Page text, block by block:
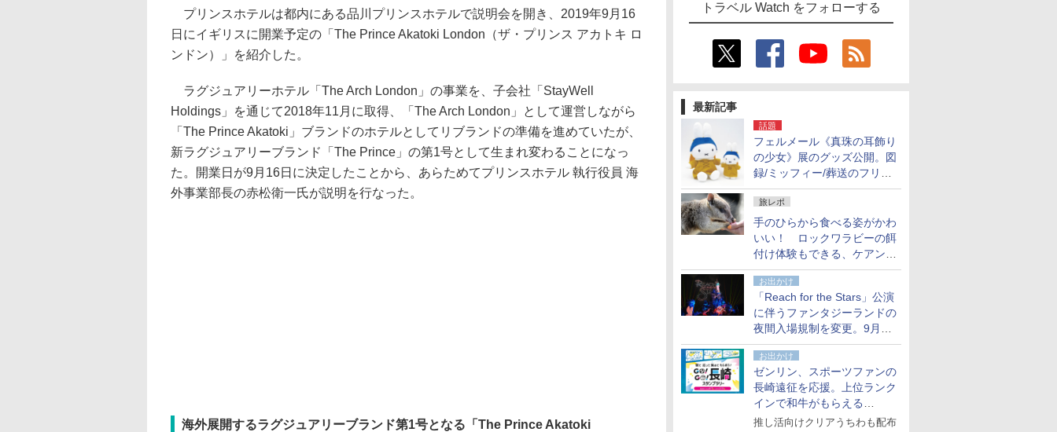
トラベル Watch をフォローする
最新記事
話題
フェルメール《真珠の耳飾り
の少女》展のグッズ公開。図
録/ミッフィー/葬送のフリー
レンほか、注目ブランドコラ
ボが実現
旅レポ
手のひらから食べる姿がかわ
いい！ ロックワラビーの餌
付け体験もできる、ケアンズ
でアサートン高原の日本語ガ
イド付きツアーに参加してみ
た
お出かけ
「Reach for the Stars」公演
に伴うファンタジーランドの
夜間入場規制を変更。9月か
ら18時50分～20時ごろに
お出かけ
ゼンリン、スポーツファンの
長崎遠征を応援。上位ランク
インで和牛がもらえる
「GO！GO！長崎スタンプラ
推し活向けクリアうちわも配布
プリンスホテルは都内にある品川プリンスホテルで説明会を開き、2019年9月16
日にイギリスに開業予定の「The Prince Akatoki London（ザ・プリンス アカトキ ロ
ンドン）」を紹介した。
ラグジュアリーホテル「The Arch London」の事業を、子会社「StayWell
Holdings」を通じて2018年11月に取得、「The Arch London」として運営しながら
「The Prince Akatoki」ブランドのホテルとしてリブランドの準備を進めていたが、
新ラグジュアリーブランド「The Prince」の第1号として生まれ変わることになっ
た。開業日が9月16日に決定したことから、あらためてプリンスホテル 執行役員 海
外事業部長の赤松衛一氏が説明を行なった。
海外展開するラグジュアリーブランド第1号となる「The Prince Akatoki